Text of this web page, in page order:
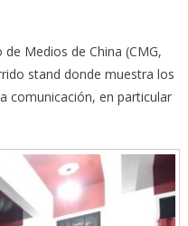
Medios de China (CMG,
stand donde muestra los
comunicación, en particular